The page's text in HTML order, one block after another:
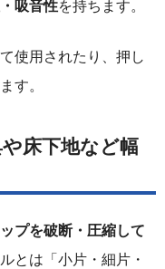
吸音性を持ちます。
使用されたり、押し
す。
床下地など幅
プを破断・圧縮して
とは「小片・細片・